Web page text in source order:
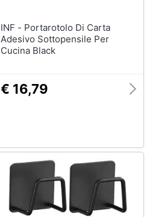
INF - Portarotolo Di Carta
Adesivo Sottopensile Per
Cucina Black
€ 16,79